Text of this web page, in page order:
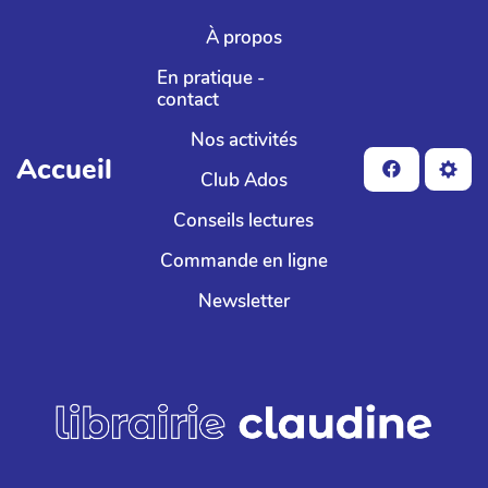
Aller au contenu principal
Accueil
À propos
En pratique -
contact
Nos activités
Club Ados
Conseils lectures
Commande en ligne
Newsletter